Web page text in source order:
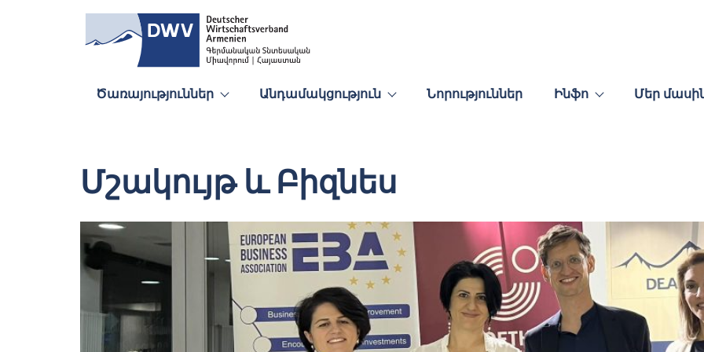
Ծառայություններ Անդամակցություն Նորություններ Ինֆո Մեր
Մշակույթ և Բիզնես